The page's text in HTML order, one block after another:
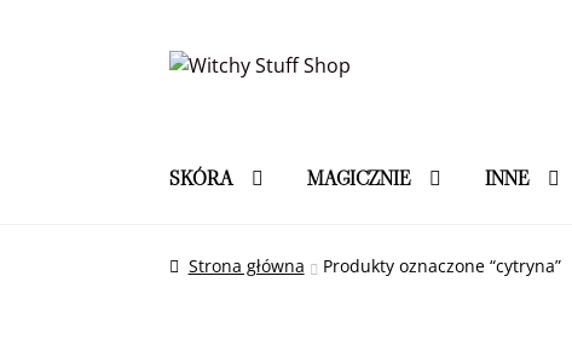
Przejdź
Przejdź
SKÓRA MAGICZNIE INNE
Strona główna Produkty oznaczone “cytryna”